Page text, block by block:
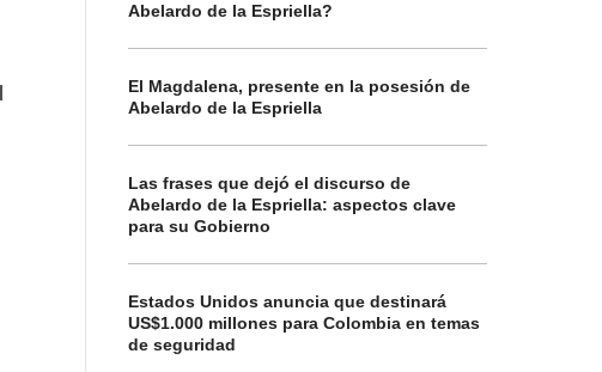
Abelardo de la Espriella?
El Magdalena, presente en la posesión de
Abelardo de la Espriella
Las frases que dejó el discurso de
Abelardo de la Espriella: aspectos clave
para su Gobierno
Estados Unidos anuncia que destinará
US$1.000 millones para Colombia en temas
de seguridad